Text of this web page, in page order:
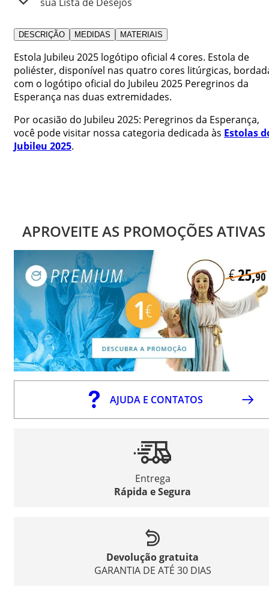
DESCRIÇÃO MEDIDAS MATERIAIS
Estola Jubileu 2025 logótipo oficial 4 cores. Estola de
poliéster, disponível nas quatro cores litúrgicas,
com o logótipo oficial do Jubileu 2025 Peregrinos da
Esperança nas duas extremidades.
Por ocasião do Jubileu 2025: Peregrinos da Esperança,
você pode visitar nossa categoria dedicada às Estolas
Jubileu 2025.
APROVEITE AS PROMOÇÕES ATIVAS
AJUDA E CONTATOS
Entrega
Rápida e Segura
Devolução gratuita
GARANTIA DE ATÉ 30 DIAS